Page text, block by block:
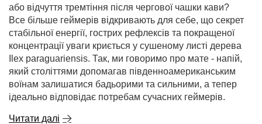
або відчуття тремтіння після чергової чашки кави?
Все більше геймерів відкривають для себе, що секрет
стабільної енергії, гострих рефлексів та покращеної
концентрації уваги криється у сушеному листі дерева
Ilex paraguariensis. Так, ми говоримо про мате - напій,
який століттями допомагав південноамериканським
воїнам залишатися бадьорими та сильними, а тепер
ідеально відповідає потребам сучасних геймерів.
Читати далі